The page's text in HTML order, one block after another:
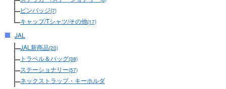
ピンバッジ(7)
キャップ/Tシャツ/その他(17)
JAL
JAL新商品(20)
トラベル＆バッグ(38)
ステーショナリー(57)
ネックストラップ・キーホルダ